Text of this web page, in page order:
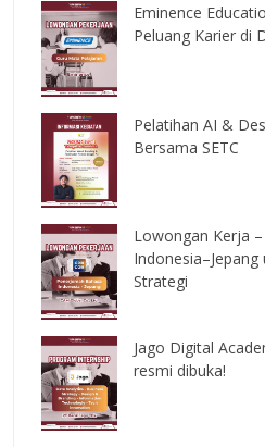
Eminence
Peluang Karier di
Pelatihan AI &
Bersama SETC
Lowongan Kerja
Strategi
Jago Digital
resmi dibuka!